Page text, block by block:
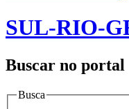
SUL-RIO-
Buscar no portal
Busca